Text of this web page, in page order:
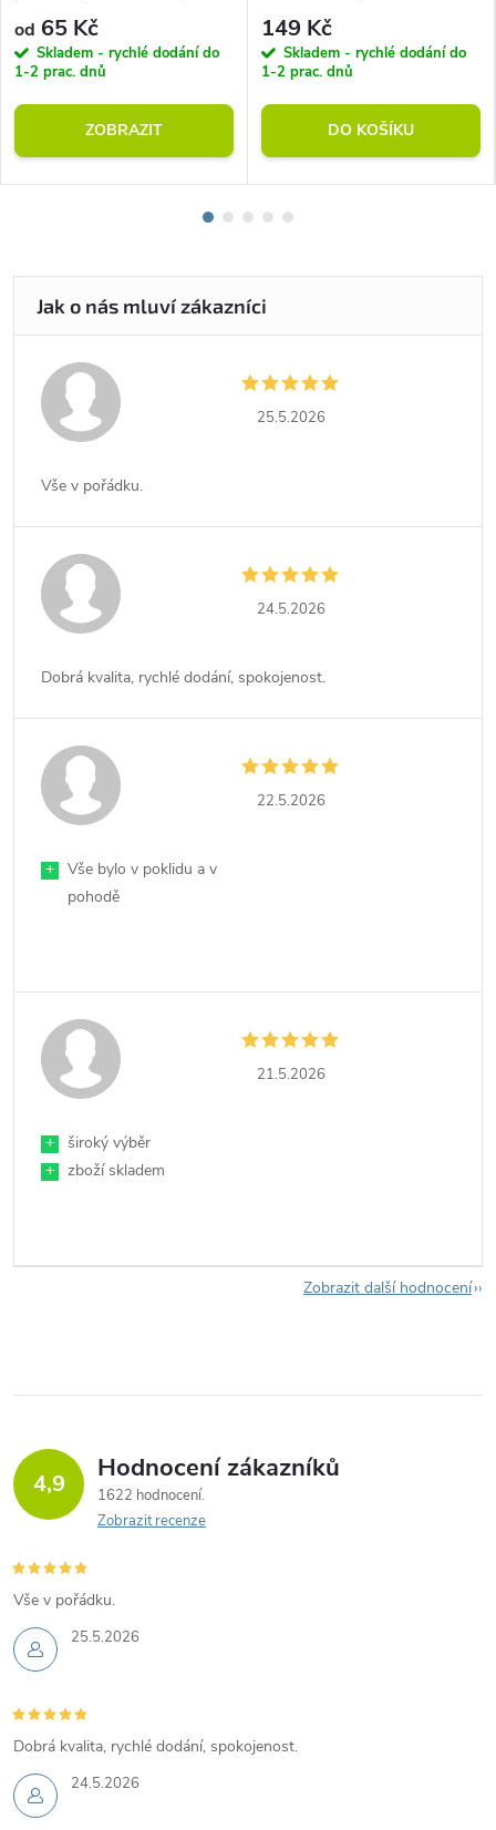
od 65 Kč
Skladem - rychlé dodání do
1-2 prac. dnů
ZOBRAZIT
149 Kč
Skladem - rychlé dodání do
1-2 prac. dnů
DO KOŠÍKU
25.5.2026
Vše v pořádku.
24.5.2026
Dobrá kvalita, rychlé dodání, spokojenost.
22.5.2026
+
Vše bylo v poklidu a v
pohodě
21.5.2026
+
široký výběr
+
zboží skladem
Zobrazit další hodnocení
4,9 Hodnocení zákazníků
1622 hodnocení
Zobrazit recenze
25.5.2026
Vše v pořádku.
24.5.2026
Dobrá kvalita, rychlé dodání, spokojenost.